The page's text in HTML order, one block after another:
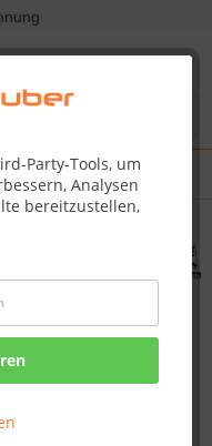
Party-Tools, um
Analysen
bereitzustellen,
x 2,13 m